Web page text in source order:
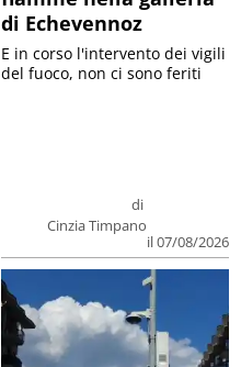
di Echevennoz
di
Cinzia Timpano
il 07/08/2026
E in corso l'intervento dei vigili
del fuoco, non ci sono feriti